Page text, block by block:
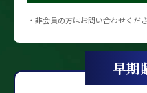
・非会員の方はお問い合わせくだ
早期